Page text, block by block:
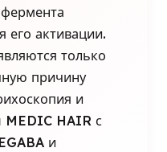
его активации.
только
причину
и
MEDIC HAIR с
и